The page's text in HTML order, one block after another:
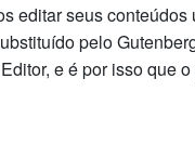
editar seus
pelo
e é por isso que